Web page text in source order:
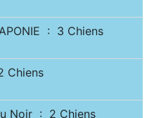
: 3 Chiens
Chiens
Noir : 2 Chiens